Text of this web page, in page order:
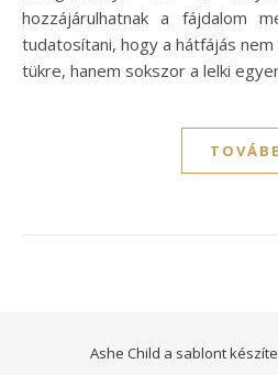
hozzájárulhatnak a fájdalom
tudatosítani, hogy a hátfájás nem
tükre, hanem sokszor a lelki
Ashe Child a sablont